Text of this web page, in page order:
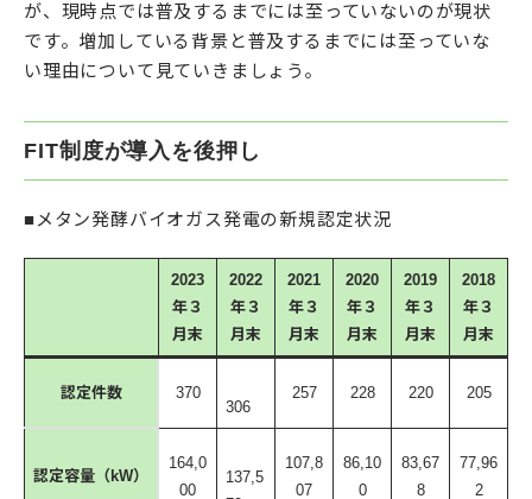
が、現時点では普及するまでには至っていないのが現状
です。増加している背景と普及するまでには至っていな
い理由について見ていきましょう。
FIT制度が導入を後押し
■メタン発酵バイオガス発電の新規認定状況
2023
年３
月末
2022
年３
月末
2021
年３
月末
2020
年３
月末
2019
年３
月末
2018
年３
月末
認定件数
370
306
257 228 220 205
認定容量（kW）
164,0
00
137,5
107,8
07
86,10
0
83,67
8
77,96
2